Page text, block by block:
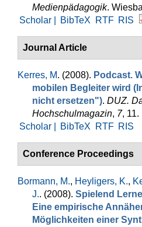
Medienpädagogik.
Scholar |
BibTeX RTF RIS
Journal Article
Kerres, M. (2008). Podcast.
mobilen Begleiter wird
nicht ersetzen"). DUZ.
Hochschulmagazin, 7, 11.
Scholar |
BibTeX RTF RIS
Conference Proceedings
Bormann, M., Heyligers, K.,
J.. (2008). Spielend
Eine empirische
Möglichkeiten einer